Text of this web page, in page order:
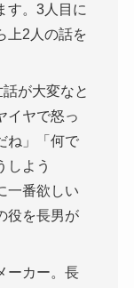
す。3人目に
上2人の話を
が大変なと
イヤで怒っ
ね」「何で
しよう
一番欲しい
役を長男が
ーカー。長